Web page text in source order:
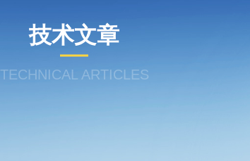
技术文章
TECHNICAL ARTICLES